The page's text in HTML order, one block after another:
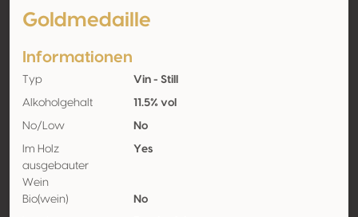
Goldmedaille
Informationen
Typ Vin - Still
Alkoholgehalt 11.5% vol
No/Low No
Im Holz
ausgebauter
Wein
Yes
Bio(wein) No